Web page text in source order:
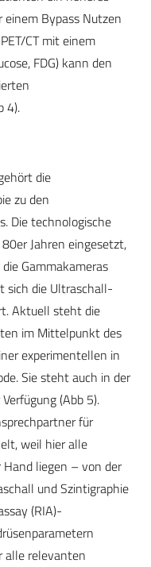
einem Bypass Nutzen
CT mit einem
FDG) kann den
4).
die
zu den
Die technologische
Jahren eingesetzt,
Gammakameras
sich die Ultraschall-
Aktuell steht die
im Mittelpunkt des
experimentellen in
Sie steht auch in der
(Abb 5).
für
weil hier alle
liegen – von der
und Szintigraphie
(RIA)-
alle relevanten